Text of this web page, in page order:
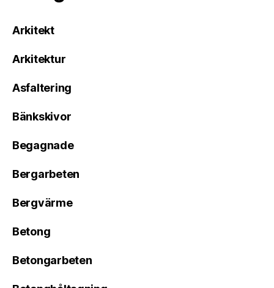
Arkitekt
Arkitektur
Asfaltering
Bänkskivor
Begagnade
Bergarbeten
Bergvärme
Betong
Betongarbeten